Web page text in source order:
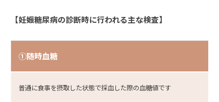
【妊娠糖尿病の診断時に行われる主な検査】
①随時血糖
普通に食事を摂取した状態で採血した際の血糖値です